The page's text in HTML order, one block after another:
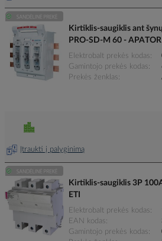
Kirtiklis-saugiklis ant
PRO-SD-M 60 - APATOR
Elektrobalt prekės kodas
Gamintojo prekės kodas
Prekės ženklas
Įtraukti į palyginimą
Kirtiklis-saugiklis 3P
ETI
Elektrobalt prekės kodas
EAN kodas
Gamintojo prekės kodas